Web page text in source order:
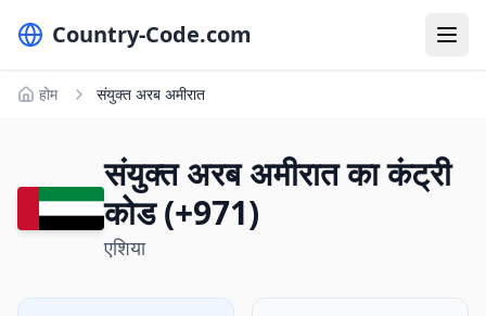
Country-Code.com
होम संयुक्त अरब अमीरात
संयुक्त अरब अमीरात का कंट्री
कोड (+971)
एशिया